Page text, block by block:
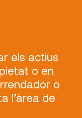
els actius
o en
o
l’àrea de